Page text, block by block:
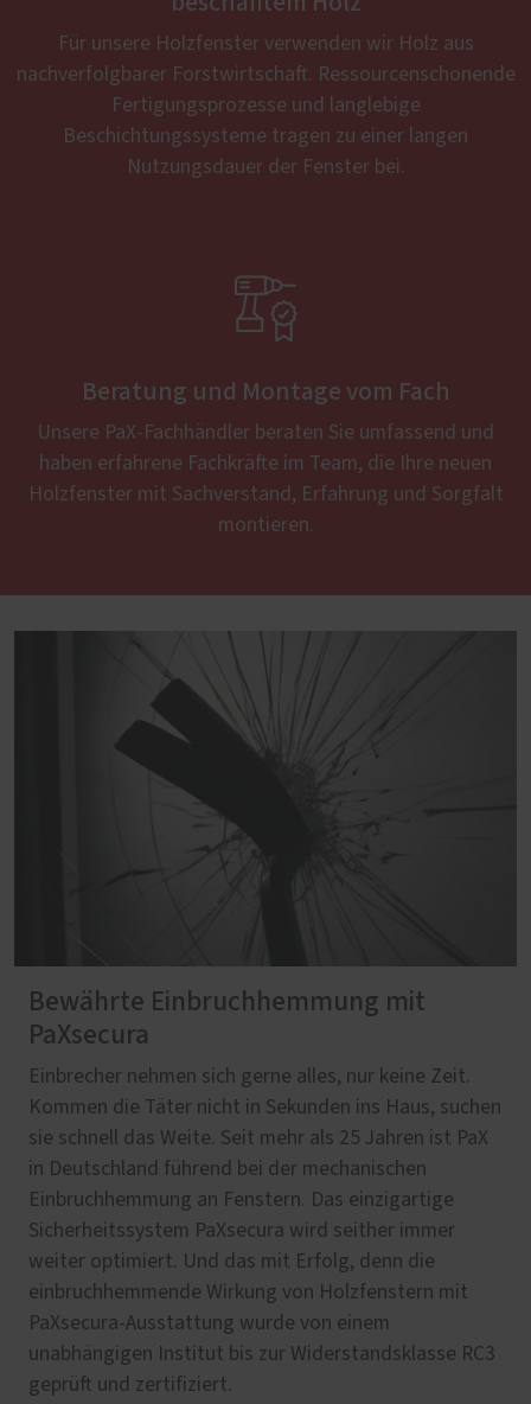
Für unsere Holzfenster verwenden wir Holz aus
nachverfolgbarer Forstwirtschaft. Ressourcenschonende
Fertigungsprozesse und langlebige
Beschichtungssysteme tragen zu einer langen
Nutzungsdauer der Fenster bei.

Beratung und Montage vom Fach
Unsere PaX-Fachhändler beraten Sie umfassend und
haben erfahrene Fachkräfte im Team, die Ihre neuen
Holzfenster mit Sachverstand, Erfahrung und Sorgfalt
montieren.
Bewährte Einbruchhemmung mit
PaXsecura
Einbrecher nehmen sich gerne alles, nur keine Zeit.
Kommen die Täter nicht in Sekunden ins Haus, suchen
sie schnell das Weite. Seit mehr als 25 Jahren ist PaX
in Deutschland führend bei der mechanischen
Einbruchhemmung an Fenstern. Das einzigartige
Sicherheitssystem PaXsecura wird seither immer
weiter optimiert. Und das mit Erfolg, denn die
einbruchhemmende Wirkung von Holzfenstern mit
PaXsecura-Ausstattung wurde von einem
unabhängigen Institut bis zur Widerstandsklasse RC3
geprüft und zertifiziert.